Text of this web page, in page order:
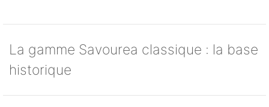
La gamme Savourea classique : la base
historique